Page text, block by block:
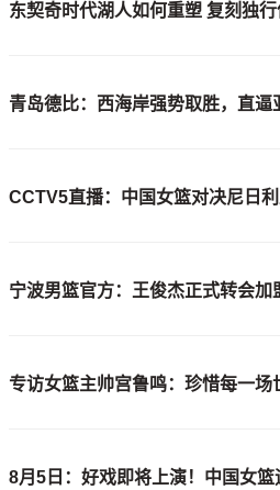
东契奇时代湖人如何重塑 复刻独行
青岛德比：西海岸强势取胜，直逼
CCTV5直播：中国女篮对决尼日
宁波男篮官方：王俊杰正式转会加
专访女篮主帅宫鲁鸣：珍惜每一
8月5日：好戏即将上演！中国女